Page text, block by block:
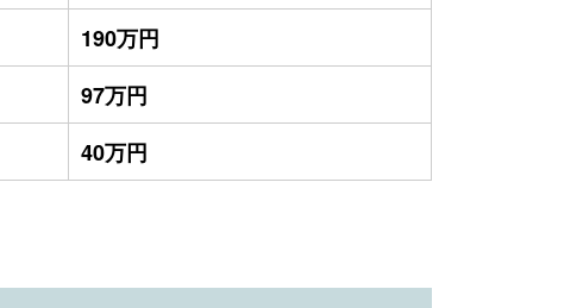
190万円
97万円
40万円